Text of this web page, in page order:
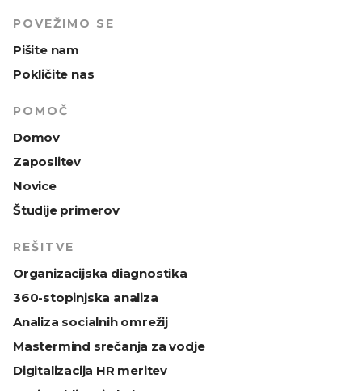
POVEŽIMO SE
Pišite nam
Pokličite nas
POMOČ
Domov
Zaposlitev
Novice
Študije primerov
REŠITVE
Organizacijska diagnostika
360-stopinjska analiza
Analiza socialnih omrežij
Mastermind srečanja za vodje
Digitalizacija HR meritev